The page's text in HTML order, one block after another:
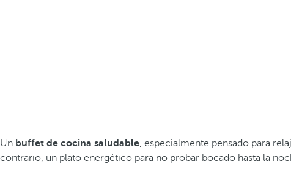
Un buffet de cocina saludable, especialmente pensado para
contrario, un plato energético para no probar bocado hasta la